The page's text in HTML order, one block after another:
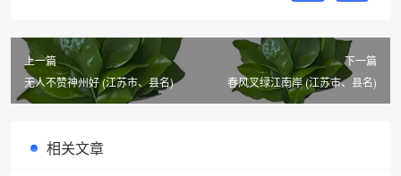
上一篇
无人不赞神州好 (江苏市、县名)
下一篇
春风叉绿江南岸 (江苏市、县名)
相关文章